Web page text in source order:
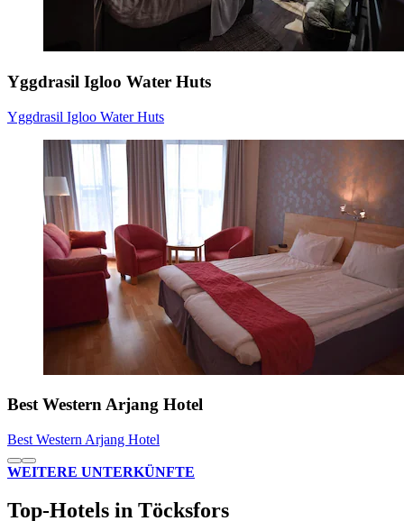
Yggdrasil Igloo Water Huts
Yggdrasil Igloo Water Huts
Best Western Arjang Hotel
Best Western Arjang Hotel
WEITERE UNTERKÜNFTE
Top-Hotels in Töcksfors